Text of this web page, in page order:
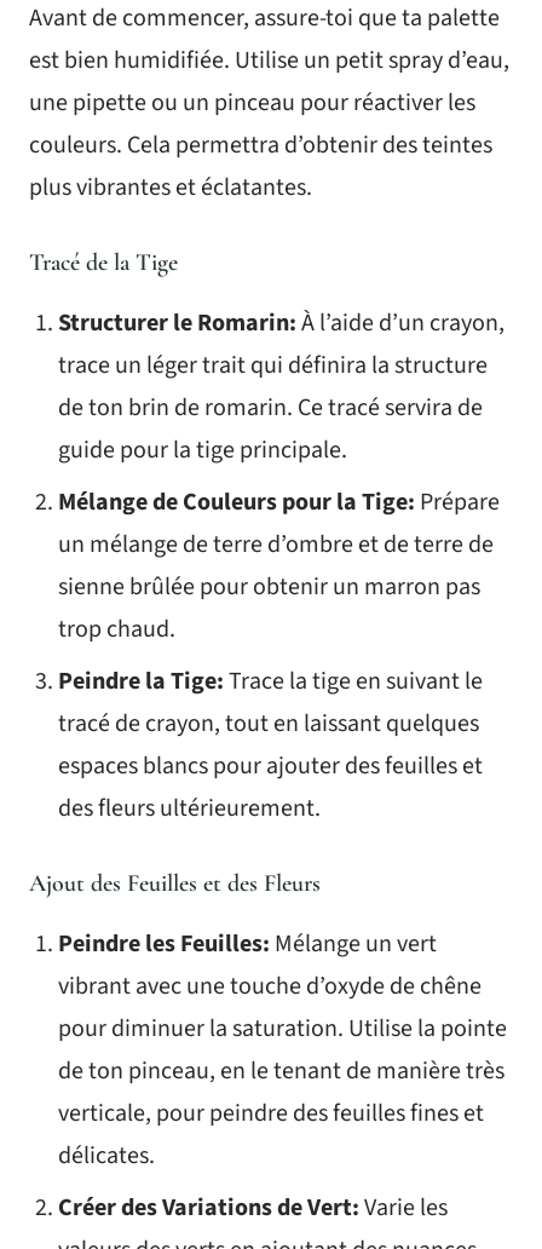
Avant de commencer, assure-toi que ta palette
est bien humidifiée. Utilise un petit spray d’eau,
une pipette ou un pinceau pour réactiver les
couleurs. Cela permettra d’obtenir des teintes
plus vibrantes et éclatantes.
Tracé de la Tige
Structurer le Romarin:À l’aide d’un crayon,
trace un léger trait qui définira la structure
de ton brin de romarin. Ce tracé servira de
guide pour la tige principale.
Mélange de Couleurs pour la Tige: Prépare
un mélange de terre d’ombre et de terre de
sienne brûlée pour obtenir un marron pas
trop chaud.
Peindre la Tige:Trace la tige en suivant le
tracé de crayon, tout en laissant quelques
espaces blancs pour ajouter des feuilles et
des fleurs ultérieurement.
Ajout des Feuilles et des Fleurs
Peindre les Feuilles: Mélange un vert
vibrant avec une touche d’oxyde de chêne
pour diminuer la saturation. Utilise la pointe
de ton pinceau, en le tenant de manière très
verticale, pour peindre des feuilles fines et
délicates.
Créer des Variations de Vert:Varie les